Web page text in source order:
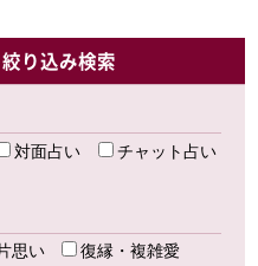
り込み検索
対面占い
チャット占い
思い
復縁・複雑愛